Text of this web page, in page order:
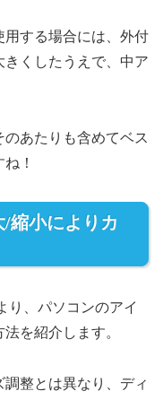
する場合には、外付
くしたうえで、中ア
あたりも含めてベス
！
縮小によりカ
り、パソコンのアイ
を紹介します。
整とは異なり、ディ